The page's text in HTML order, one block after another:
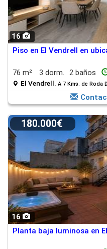
16
Piso en El Vendrell en
76 m² 3 dorm. 2 baños
El Vendrell. A 7 Kms. de Roda
16
180.000€
Planta baja luminosa en